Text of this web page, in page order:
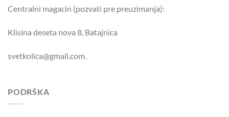
Centralni magacin (pozvati pre preuzimanja):
Klisina deseta nova 8, Batajnica
svetkolica@gmail.com.
PODRŠKA